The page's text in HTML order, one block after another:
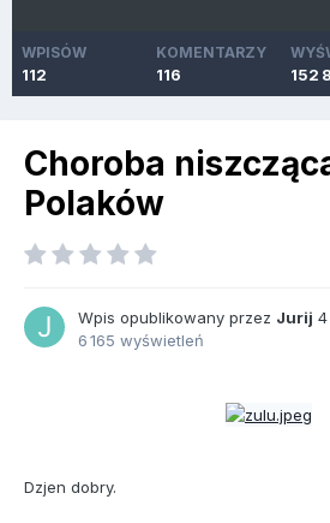
WPISÓW
112
KOMENTARZY
116 152
Choroba
Polaków
Wpis opublikowany przez Jurij 4
6 165 wyświetleń
Dzjen dobry.